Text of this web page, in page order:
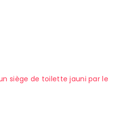
siège de toilette jauni par le